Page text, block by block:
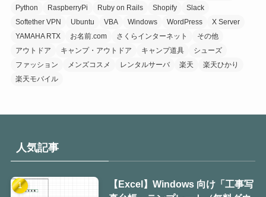
Python
RaspberryPi Ruby on Rails Shopify
Slack
Softether VPN
Ubuntu VBA Windows WordPress
X Server
YAMAHA RTX
お名前.com さくらインターネット
その他
アウトドア
キャンプ・アウトドア キャンプ道具
シューズ
ファッション
メンズコスメ レンタルサーバ 楽天
楽天ひかり
楽天モバイル
人気記事
【Excel】Windows 向け「工事写